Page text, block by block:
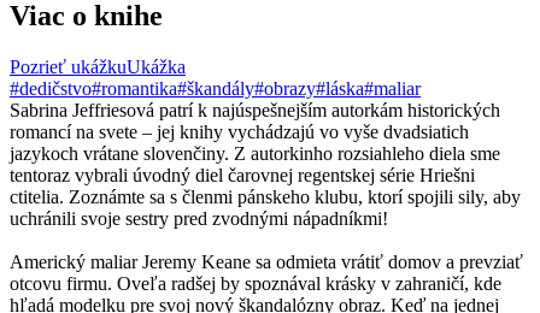
Viac o knihe
Pozrieť ukážkuUkážka
#dedičstvo#romantika#škandály#obrazy#láska#maliar
Sabrina Jeffriesová patrí k najúspešnejším autorkám historických
romancí na svete – jej knihy vychádzajú vo vyše dvadsiatich
jazykoch vrátane slovenčiny. Z autorkinho rozsiahleho diela sme
tentoraz vybrali úvodný diel čarovnej regentskej série Hriešni
ctitelia. Zoznámte sa s členmi pánskeho klubu, ktorí spojili sily, aby
uchránili svoje sestry pred zvodnými nápadníkmi!
Americký maliar Jeremy Keane sa odmieta vrátiť domov a prevziať
otcovu firmu. Oveľa radšej by spoznával krásky v zahraničí, kde
hľadá modelku pre svoj nový škandalózny obraz. Keď na jednej